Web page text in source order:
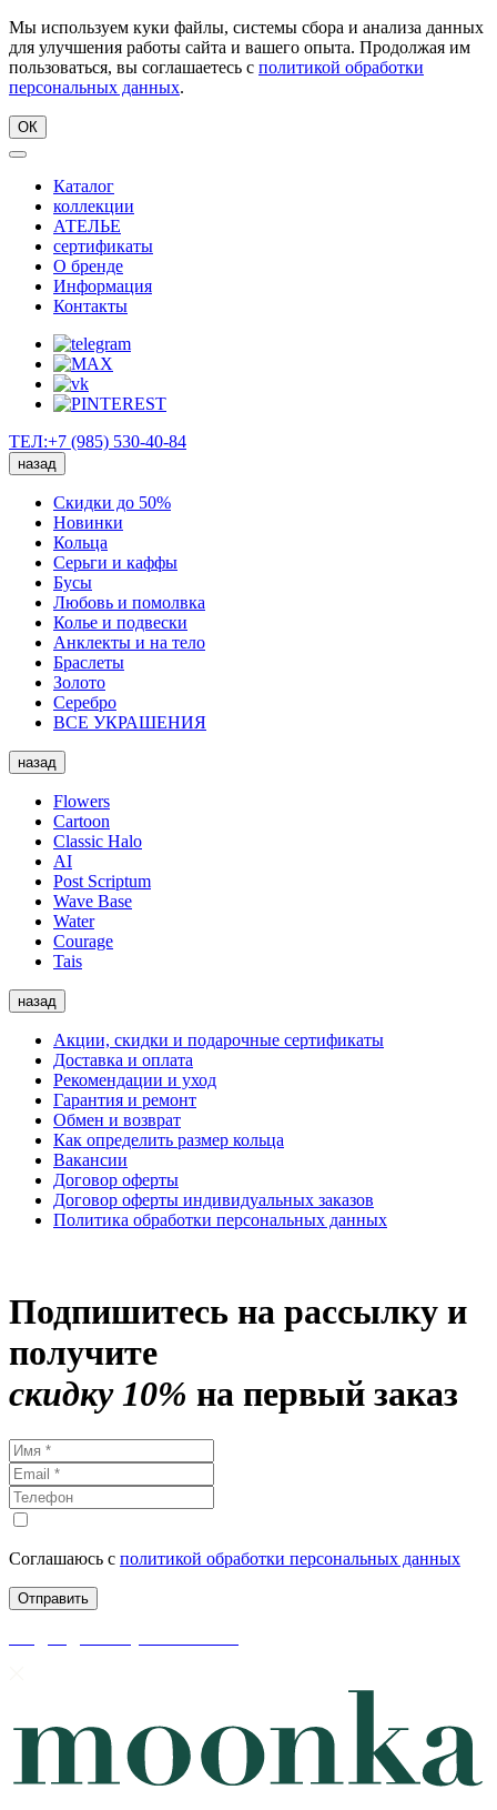
Мы используем куки файлы, системы сбора и анализа данных
для улучшения работы сайта и вашего опыта. Продолжая им
пользоваться, вы соглашаетесь с политикой обработки
персональных данных.
ОК
Каталог
коллекции
АТЕЛЬЕ
сертификаты
О бренде
Информация
Контакты
ТЕЛ:+7 (985) 530-40-84
назад
Скидки до 50%
Новинки
Кольца
Серьги и каффы
Бусы
Любовь и помолвка
Колье и подвески
Анклекты и на тело
Браслеты
Золото
Серебро
ВСЕ УКРАШЕНИЯ
назад
Flowers
Cartoon
Classic Halo
AI
Post Scriptum
Wave Base
Water
Courage
Tais
назад
Акции, скидки и подарочные сертификаты
Доставка и оплата
Рекомендации и уход
Гарантия и ремонт
Обмен и возврат
Как определить размер кольца
Вакансии
Договор оферты
Договор оферты индивидуальных заказов
Политика обработки персональных данных
Подпишитесь на рассылку и
получите
скидку 10% на первый заказ
Соглашаюсь с политикой обработки персональных данных